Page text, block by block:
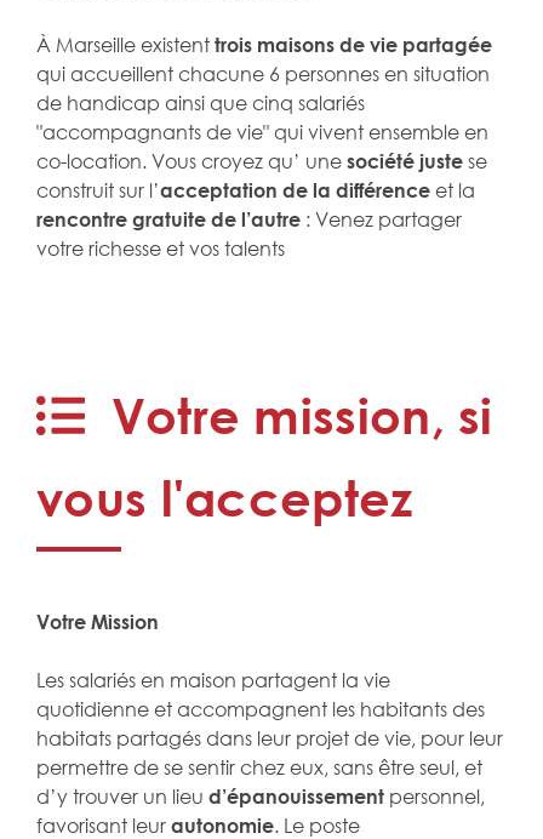
À Marseille existent trois maisons de vie partagée
qui accueillent chacune 6 personnes en situation
de handicap ainsi que cinq salariés
"accompagnants de vie" qui vivent ensemble en
co-location. Vous croyez qu’ une société juste se
construit sur l’acceptation de la différence et la
rencontre gratuite de l’autre : Venez partager
votre richesse et vos talents
Votre mission, si
vous l'acceptez
Votre Mission
Les salariés en maison partagent la vie
quotidienne et accompagnent les habitants des
habitats partagés dans leur projet de vie, pour leur
permettre de se sentir chez eux, sans être seul, et
d’y trouver un lieu d’épanouissement personnel,
favorisant leur autonomie. Le poste